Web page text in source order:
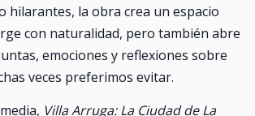
hilarantes, la obra crea un espacio
con naturalidad, pero también abre
emociones y reflexiones sobre
veces preferimos evitar.
Villa Arruga: La Ciudad de La